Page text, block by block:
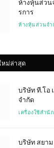
ห้างหุ้นส่วน
รการ
ห้างหุ้นส่วนจำ
ม่ล่าสุด
บริษัท ที.โอ
จำกัด
เครื่องใช้สำนั
บริษัท สยาม